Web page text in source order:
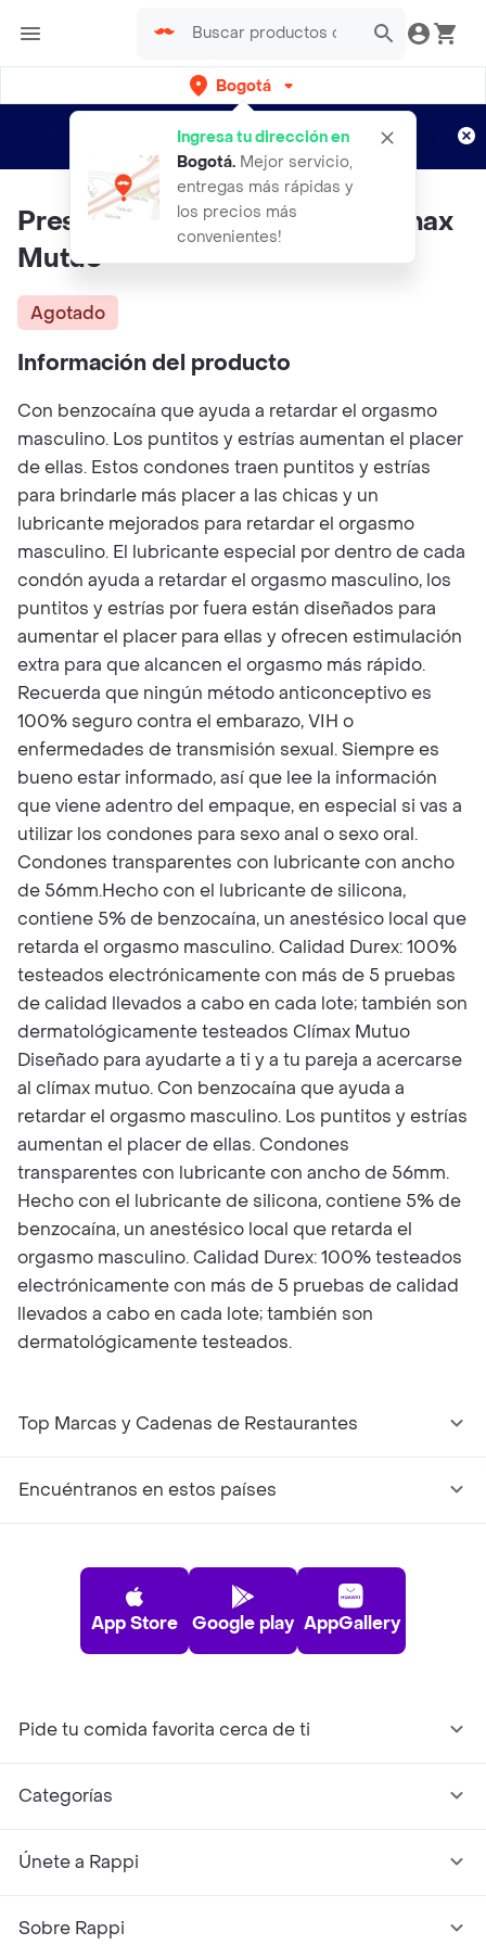
Bogotá
Ingresa tu dirección en
Bogotá. Mejor servicio,
entregas más rápidas y
los precios más
convenientes!
envíos gratis por semanas
Aplican TyC
Preservativo Durex *3 Und Climax
Mutuo
Agotado
Información del producto
Con benzocaína que ayuda a retardar el orgasmo
masculino. Los puntitos y estrías aumentan el placer
de ellas. Estos condones traen puntitos y estrías
para brindarle más placer a las chicas y un
lubricante mejorados para retardar el orgasmo
masculino. El lubricante especial por dentro de cada
condón ayuda a retardar el orgasmo masculino, los
puntitos y estrías por fuera están diseñados para
aumentar el placer para ellas y ofrecen estimulación
extra para que alcancen el orgasmo más rápido.
Recuerda que ningún método anticonceptivo es
100% seguro contra el embarazo, VIH o
enfermedades de transmisión sexual. Siempre es
bueno estar informado, así que lee la información
que viene adentro del empaque, en especial si vas a
utilizar los condones para sexo anal o sexo oral.
Condones transparentes con lubricante con ancho
de 56mm.Hecho con el lubricante de silicona,
contiene 5% de benzocaína, un anestésico local que
retarda el orgasmo masculino. Calidad Durex: 100%
testeados electrónicamente con más de 5 pruebas
de calidad llevados a cabo en cada lote; también son
dermatológicamente testeados Clímax Mutuo
Diseñado para ayudarte a ti y a tu pareja a acercarse
al clímax mutuo. Con benzocaína que ayuda a
retardar el orgasmo masculino. Los puntitos y estrías
aumentan el placer de ellas. Condones
transparentes con lubricante con ancho de 56mm.
Hecho con el lubricante de silicona, contiene 5% de
benzocaína, un anestésico local que retarda el
orgasmo masculino. Calidad Durex: 100% testeados
electrónicamente con más de 5 pruebas de calidad
llevados a cabo en cada lote; también son
dermatológicamente testeados.
Top Marcas y Cadenas de Restaurantes
Encuéntranos en estos países
App Store Google play AppGallery
Pide tu comida favorita cerca de ti
Categorías
Únete a Rappi
Sobre Rappi